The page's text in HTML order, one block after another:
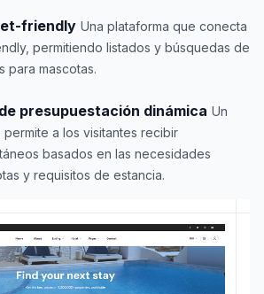
friendly Una plataforma que conecta
permitiendo listados y búsquedas de
para mascotas.
presupuestación dinámica Un
permite a los visitantes recibir
basados en las necesidades
y requisitos de estancia.